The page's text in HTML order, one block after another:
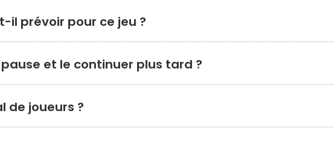
prévoir pour ce jeu ?
et le continuer plus tard ?
de joueurs ?